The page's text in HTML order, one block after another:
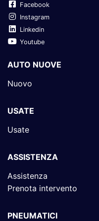
Facebook
Instagram
Linkedin
Youtube
AUTO NUOVE
Nuovo
USATE
Usate
ASSISTENZA
Assistenza
Prenota intervento
PNEUMATICI